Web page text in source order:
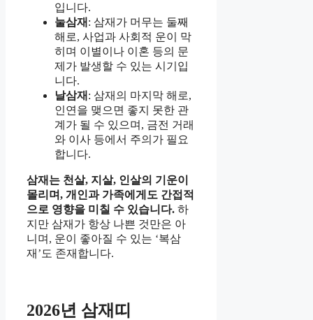
입니다.
눌삼재 : 삼재가 머무는 둘째
해로, 사업과 사회적 운이 막
히며 이별이나 이혼 등의 문
제가 발생할 수 있는 시기입
니다.
날삼재 : 삼재의 마지막 해로,
인연을 맺으면 좋지 못한 관
계가 될 수 있으며, 금전 거래
와 이사 등에서 주의가 필요
합니다.
삼재는 천살, 지살, 인살의 기운이
몰리며, 개인과 가족에게도 간접적
으로 영향을 미칠 수 있습니다. 하
지만 삼재가 항상 나쁜 것만은 아
니며, 운이 좋아질 수 있는 ‘복삼
재’도 존재합니다.
2026년 삼재띠